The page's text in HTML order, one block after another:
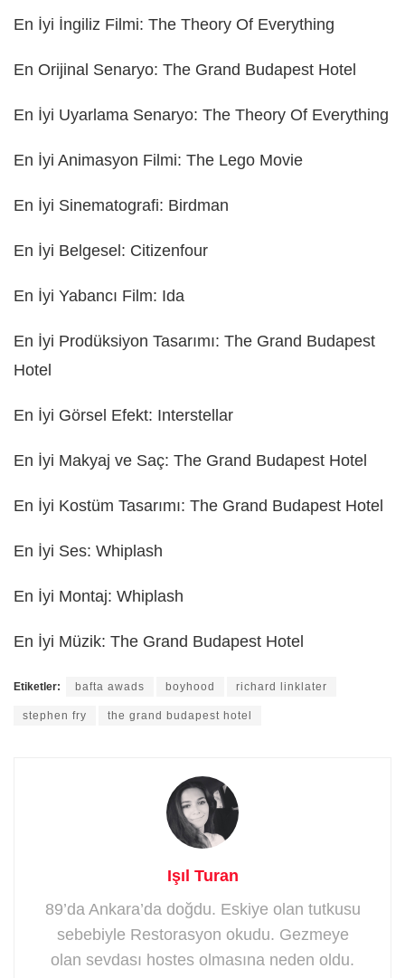
En İyi İngiliz Filmi: The Theory Of Everything
En Orijinal Senaryo: The Grand Budapest Hotel
En İyi Uyarlama Senaryo: The Theory Of Everything
En İyi Animasyon Filmi: The Lego Movie
En İyi Sinematografi: Birdman
En İyi Belgesel: Citizenfour
En İyi Yabancı Film: Ida
En İyi Prodüksiyon Tasarımı: The Grand Budapest
Hotel
En İyi Görsel Efekt: Interstellar
En İyi Makyaj ve Saç: The Grand Budapest Hotel
En İyi Kostüm Tasarımı: The Grand Budapest Hotel
En İyi Ses: Whiplash
En İyi Montaj: Whiplash
En İyi Müzik: The Grand Budapest Hotel
Etiketler: bafta awads boyhood richard linklater
stephen fry the grand budapest hotel
Işıl Turan
89’da Ankara’da doğdu. Eskiye olan tutkusu
sebebiyle Restorasyon okudu. Gezmeye
olan sevdası hostes olmasına neden oldu.